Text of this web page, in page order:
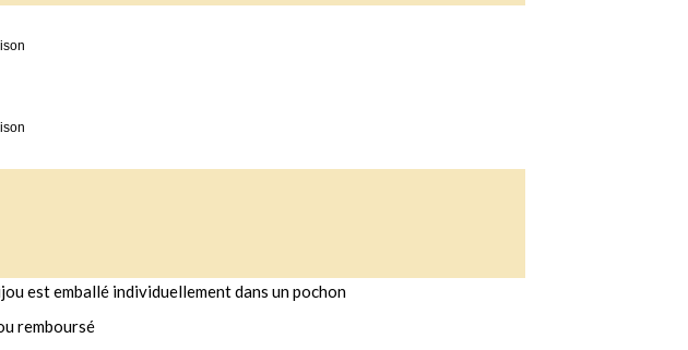
est emballé individuellement dans un pochon
remboursé